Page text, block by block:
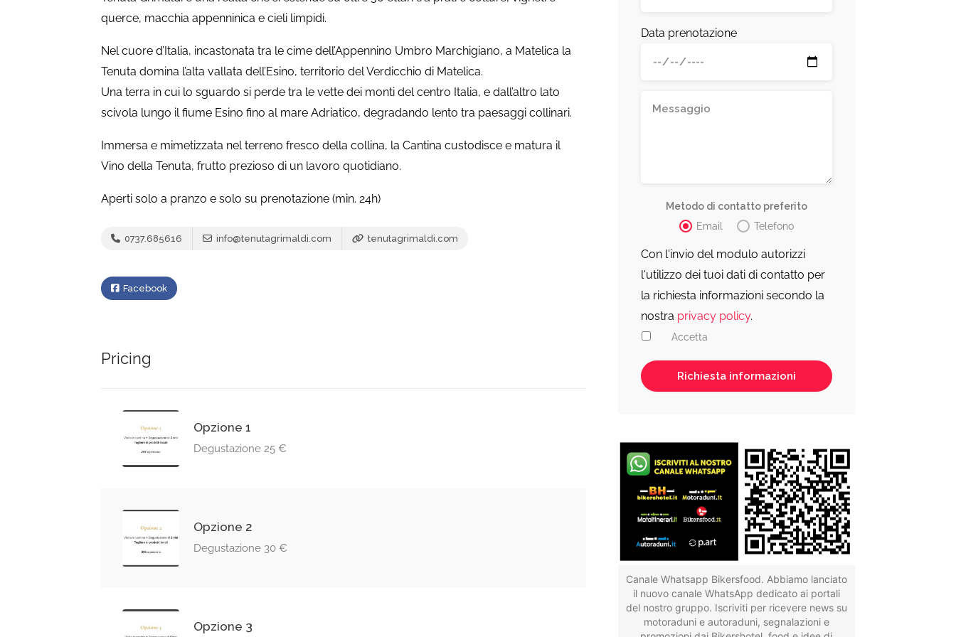
querce, macchia appenninica e cieli limpidi.
Nel cuore d’Italia, incastonata tra le cime dell’Appennino Umbro Marchigiano, a Matelica la
Tenuta domina l’alta vallata dell’Esino, territorio del Verdicchio di Matelica.
Una terra in cui lo sguardo si perde tra le vette dei monti del centro Italia, e dall’altro lato
scivola lungo il fiume Esino fino al mare Adriatico, degradando lento tra paesaggi collinari.
Immersa e mimetizzata nel terreno fresco della collina, la Cantina custodisce e matura il
Vino della Tenuta, frutto prezioso di un lavoro quotidiano.
Aperti solo a pranzo e solo su prenotazione (min. 24h)
0737.685616 info@tenutagrimaldi.com tenutagrimaldi.com
Facebook
Pricing
Opzione 1
Degustazione 25 €
Opzione 2
Degustazione 30 €
Opzione 3
Data prenotazione
Metodo di contatto preferito
Email
Telefono
Con l'invio del modulo autorizzi
l'utilizzo dei tuoi dati di contatto per
la richiesta informazioni secondo la
nostra privacy policy.
Accetta
Canale Whatsapp Bikersfood. Abbiamo lanciato
il nuovo canale WhatsApp dedicato ai portali
del nostro gruppo. Iscriviti per ricevere news su
motoraduni e autoraduni, segnalazioni e